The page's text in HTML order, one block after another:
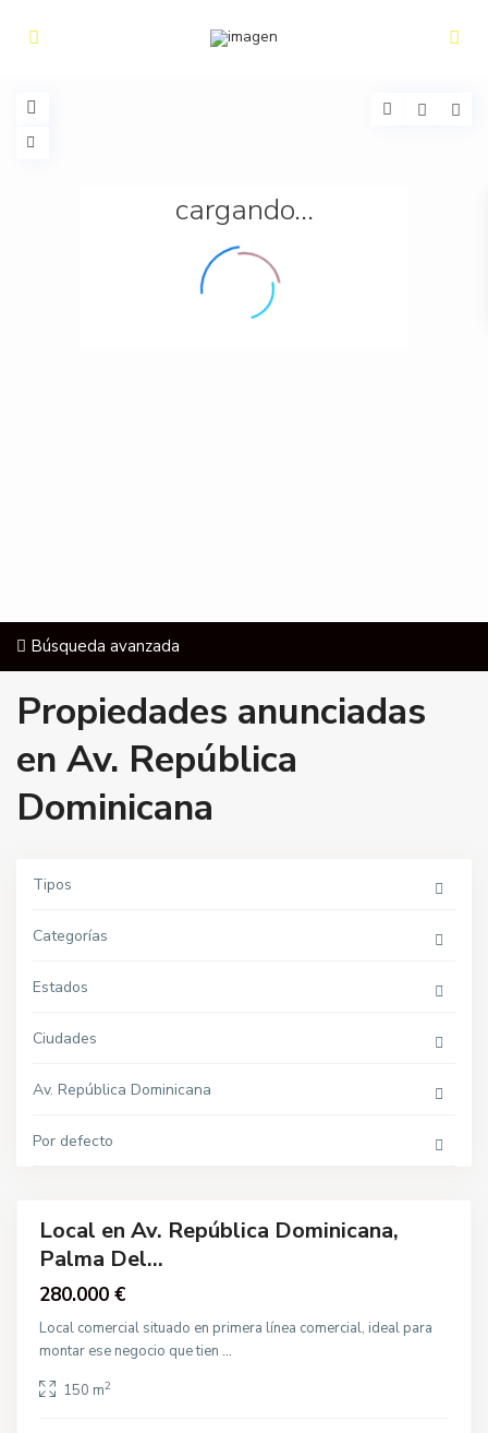
cargando...
Búsqueda avanzada
Propiedades anunciadas
en Av. República
Dominicana
Tipos
Categorías
Estados
Ciudades
Av. República Dominicana
Por defecto
.
R
p
ú
l
i
o
m
i
n
P
a
a
l
Local en Av. República Dominicana,
Palma Del...
280.000 €
Local comercial situado en primera línea comercial, ideal para
montar ese negocio que tien ...
150 m2